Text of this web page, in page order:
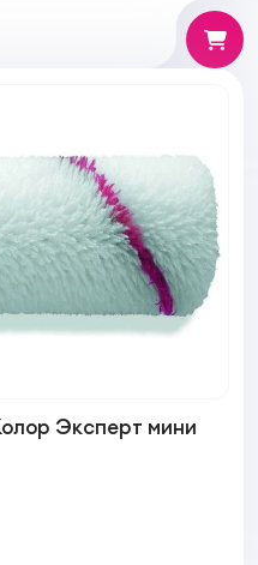
Эксперт мини